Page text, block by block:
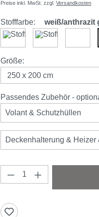
Preise inkl. MwSt. zzgl. Versandkosten
Stofffarbe: weiß/anthrazit
anthrazit
Größeauswählen
:
Passendes Zubehör -
Volant & Schutzhüllen
Deckenhalterung & Heizer
Produkt Anzahl: